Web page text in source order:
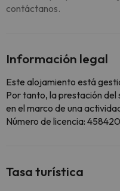
contáctanos.
Información legal
Este alojamiento está
Por tanto, la prestación
en el marco de una
Número de licencia:
Tasa turística